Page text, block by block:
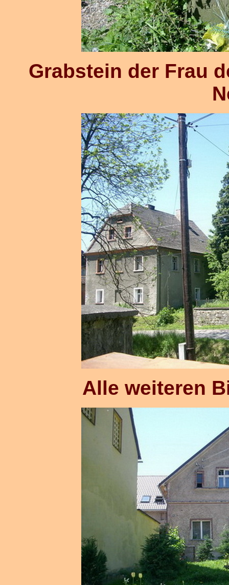
Grabstein der Frau
Alle weiteren